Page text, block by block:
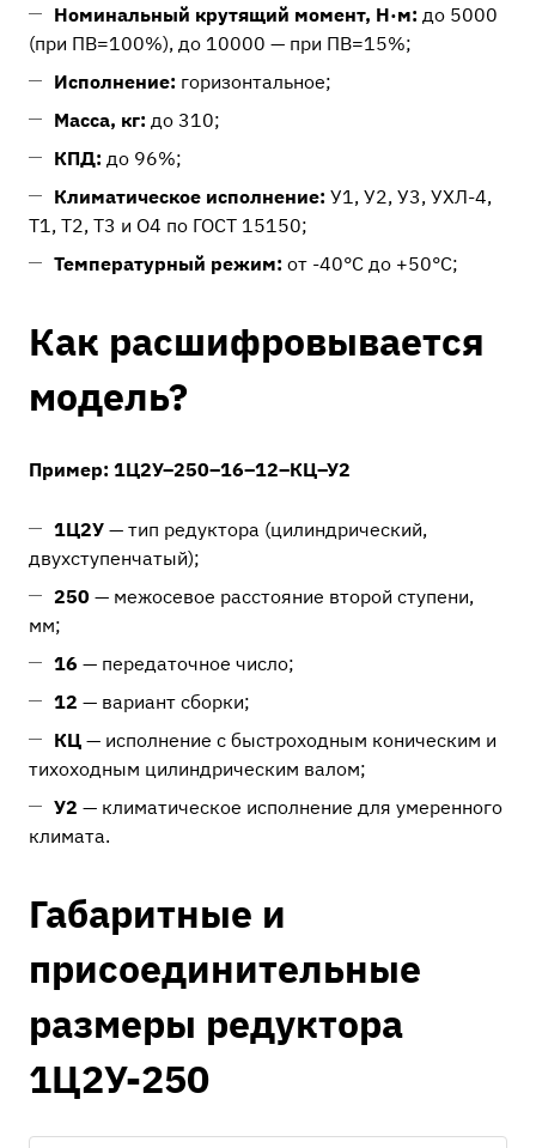
Номинальный крутящий момент, Н·м: до 5000
(при ПВ=100%), до 10000 — при ПВ=15%;
Исполнение: горизонтальное;
Масса, кг: до 310;
КПД: до 96%;
Климатическое исполнение: У1, У2, У3, УХЛ-4,
Т1, Т2, Т3 и О4 по ГОСТ 15150;
Температурный режим: от -40°C до +50°C;
Как расшифровывается
модель?
Пример: 1Ц2У–250–16–12–КЦ–У2
1Ц2У — тип редуктора (цилиндрический,
двухступенчатый);
250 — межосевое расстояние второй ступени,
мм;
16 — передаточное число;
12 — вариант сборки;
КЦ — исполнение с быстроходным коническим и
тихоходным цилиндрическим валом;
У2 — климатическое исполнение для умеренного
климата.
Габаритные и
присоединительные
размеры редуктора
1Ц2У-250